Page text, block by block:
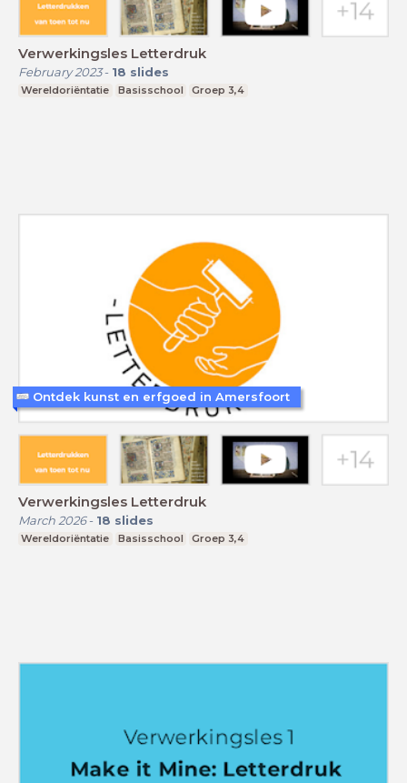
Verwerkingsles Letterdruk
February 2023- 18 slides
Wereldoriëntatie Basisschool Groep 3,4
Verwerkingsles Letterdruk
March 2026- 18 slides
Wereldoriëntatie Basisschool Groep 3,4
Ontdek kunst en erfgoed in Amersfoort